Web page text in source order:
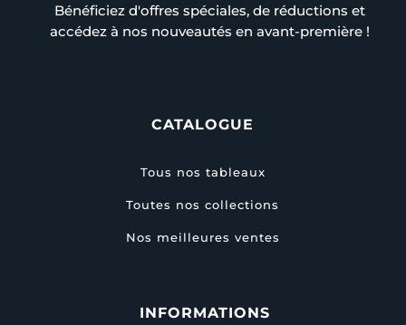
Bénéficiez d'offres spéciales, de réductions et
accédez à nos nouveautés en avant-première !
CATALOGUE
Tous nos tableaux
Toutes nos collections
Nos meilleures ventes
INFORMATIONS